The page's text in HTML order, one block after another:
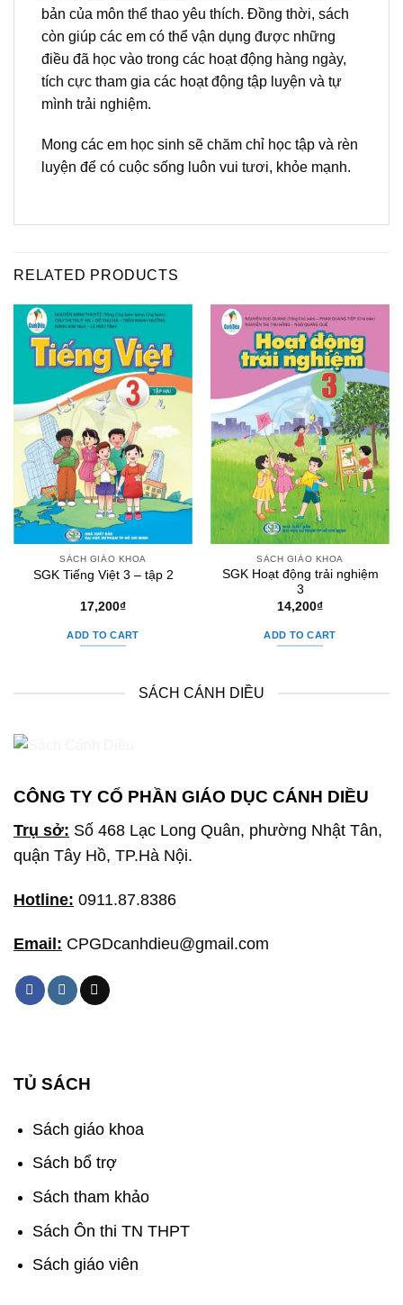
bản của môn thể thao yêu thích. Đồng thời, sách
còn giúp các em có thể vận dụng được những
điều đã học vào trong các hoạt động hàng ngày,
tích cực tham gia các hoạt động tập luyện và tự
mình trải nghiệm.
Mong các em học sinh sẽ chăm chỉ học tập và rèn
luyện để có cuộc sống luôn vui tươi, khỏe mạnh.
RELATED PRODUCTS
SÁCH GIÁO KHOA
SGK Tiếng Việt 3 – tập 2
17,200₫
ADD TO CART
SÁCH GIÁO KHOA
SGK Hoạt động trải nghiệm
3
14,200₫
ADD TO CART
SÁCH CÁNH DIỀU
CÔNG TY CỔ PHẦN GIÁO DỤC CÁNH DIỀU
Trụ sở: Số 468 Lạc Long Quân, phường Nhật Tân,
quận Tây Hồ, TP.Hà Nội.
Hotline: 0911.87.8386
Email: CPGDcanhdieu@gmail.com
TỦ SÁCH
Sách giáo khoa
Sách bổ trợ
Sách tham khảo
Sách Ôn thi TN THPT
Sách giáo viên